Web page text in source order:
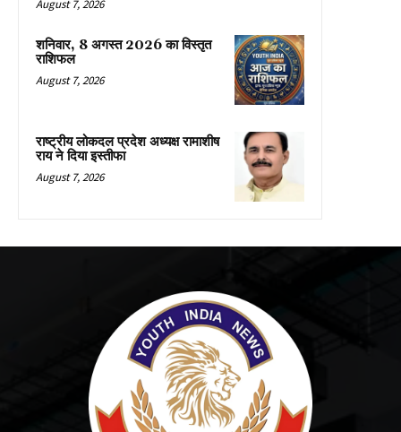
August 7, 2026
शनिवार, 8 अगस्त 2026 का विस्तृत
राशिफल
August 7, 2026
राष्ट्रीय लोकदल प्रदेश अध्यक्ष रामाशीष
राय ने दिया इस्तीफा
August 7, 2026